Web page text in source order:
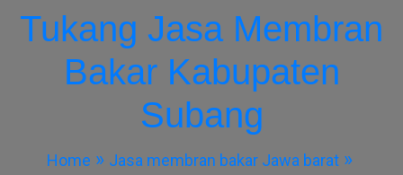
Tukang Jasa Membran
Bakar Kabupaten
Subang
Home
Jasa membran bakar Jawa barat